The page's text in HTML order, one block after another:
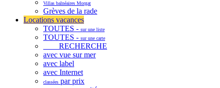
Villas balnéaires Morgat
Grèves de la rade
Locations vacances
TOUTES - sur une liste
TOUTES - sur une carte
RECHERCHE
avec vue sur mer
avec label
avec Internet
classées par prix